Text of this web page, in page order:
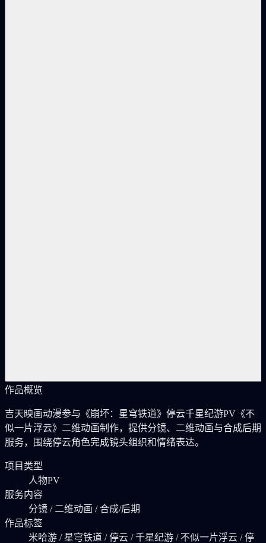
作品概览
吉天映画动漫参与《崩坏：星穹铁道》停云千星纪游PV《不
似一片浮云》二维动画制作，提供分镜、二维动画与合成后期
服务，围绕停云角色完成镜头组织和情绪表达。
项目类型
人物PV
服务内容
分镜 / 二维动画 / 合成/后期
作品标签
米哈游 / 星穹铁道 / 停云 / 千星纪游 / 不似一片浮云 / 停